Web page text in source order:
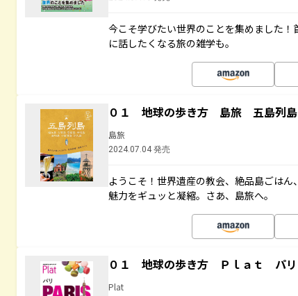
今こそ学びたい世界のことを集めました
に話したくなる旅の雑学も。
０１ 地球の歩き方 島旅 五島列
島旅
2024.07.04 発売
ようこそ！世界遺産の教会、絶品島ごは
魅力をギュッと凝縮。さあ、島旅へ。
０１ 地球の歩き方 Ｐｌａｔ パリ
Plat